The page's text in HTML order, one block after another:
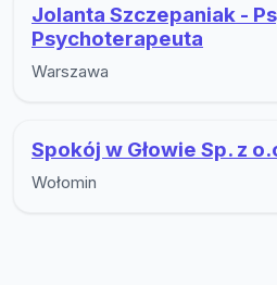
Jolanta Szczepaniak -
Psychoterapeuta
Warszawa
Spokój w Głowie Sp. z
Wołomin